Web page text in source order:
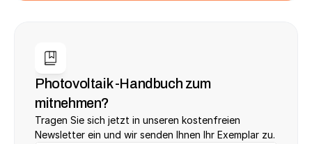
Photovoltaik -Handbuch zum
mitnehmen?
Tragen Sie sich jetzt in unseren kostenfreien
Newsletter ein und wir senden Ihnen Ihr Exemplar zu.